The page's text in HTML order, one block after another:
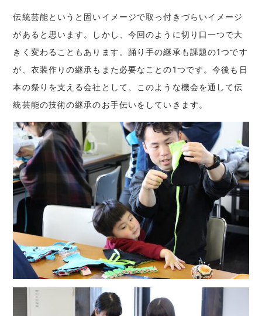
伝統芸能というと固いイメージで取っ付きづらいイメージ
があると思います。しかし、今回のように切り口一つで大
きく変わることもあります。踊り手の継承も課題の1つです
が、衣装作りの継承もまた必要なことの1つです。今後も日
本の祭りを支える会社として、このような機会を通して伝
統芸能の技術の継承のお手伝いをしていきます。